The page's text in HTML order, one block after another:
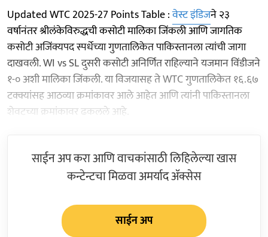
Updated WTC 2025-27 Points Table :वेस्ट इंडिजने २३
वर्षानंतर श्रीलंकेविरुद्धची कसोटी मालिका जिंकली आणि जागतिक
कसोटी अजिंक्यपद स्पर्धेच्या गुणतालिकेत पाकिस्तानला त्यांची जागा
दाखवली. WI vs SL दुसरी कसोटी अनिर्णित राहिल्याने यजमान विंडीजने
१-० अशी मालिका जिंकली. या विजयासह ते WTC गुणतालिकेत १६.६७
टक्क्यांसह आठव्या क्रमांकावर आले आहेत आणि त्यांनी पाकिस्तानला
शेवटच्या क्रमांकावर ढकलले आहे.
साईन अप करा आणि वाचकांसाठी लिहिलेल्या खास
कन्टेन्टचा मिळवा अमर्याद ॲक्सेस
साईन अप